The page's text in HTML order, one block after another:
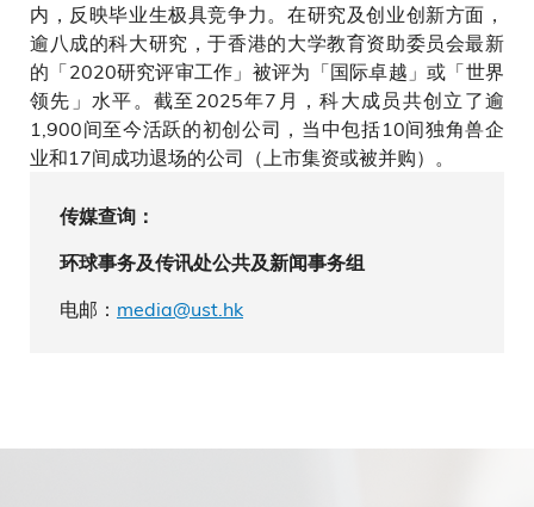
内，反映毕业生极具竞争力。在研究及创业创新方面，
逾八成的科大研究，于香港的大学教育资助委员会最新
的「2020研究评审工作」被评为「国际卓越」或「世界
领先」水平。截至2025年7月，科大成员共创立了逾
1,900间至今活跃的初创公司，当中包括10间独角兽企
业和17间成功退场的公司（上市集资或被并购）。
传媒查询：
环球事务及传讯处公共及新闻事务组
电邮： media@ust.hk